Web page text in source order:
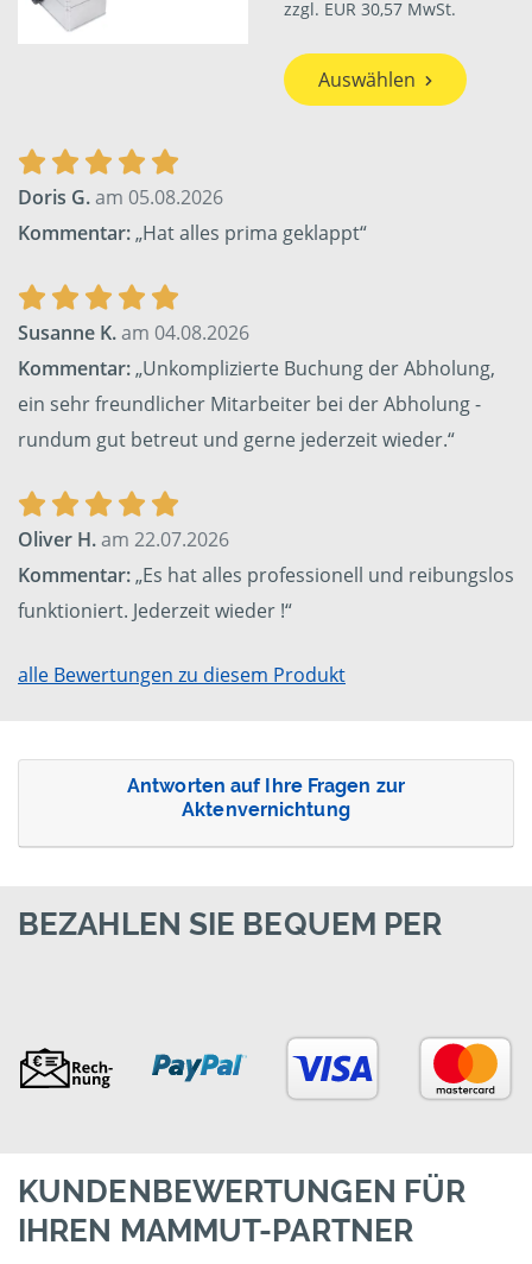
zzgl. EUR 30,57 MwSt.
Auswählen
Doris G.am 05.08.2026
Kommentar:„Hat alles prima geklappt“
Susanne K.am 04.08.2026
Kommentar:„Unkomplizierte Buchung der Abholung,
ein sehr freundlicher Mitarbeiter bei der Abholung -
rundum gut betreut und gerne jederzeit wieder.“
Oliver H.am 22.07.2026
Kommentar:„Es hat alles professionell und reibungslos
funktioniert. Jederzeit wieder !“
alle Bewertungen zu diesem Produkt
Antworten auf Ihre Fragen zur
Aktenvernichtung
BEZAHLEN SIE BEQUEM PER
KUNDENBEWERTUNGEN FÜR
IHREN MAMMUT-PARTNER